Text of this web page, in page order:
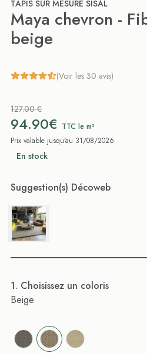
TAPIS SUR MESURE SISAL
Maya chevron -
beige
(Voir les 30 avis)
127.00 €
94.90€ TTC le m²
Prix valable jusqu'au 31/08/2026
En stock
Suggestion(s) Décoweb
. Choisissez un coloris
Beige